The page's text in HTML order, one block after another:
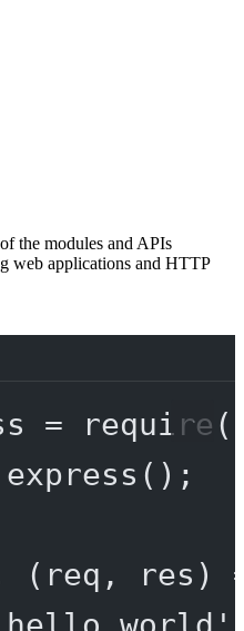
the modules and APIs
web applications and HTTP
= require (
express ();
( req , res )